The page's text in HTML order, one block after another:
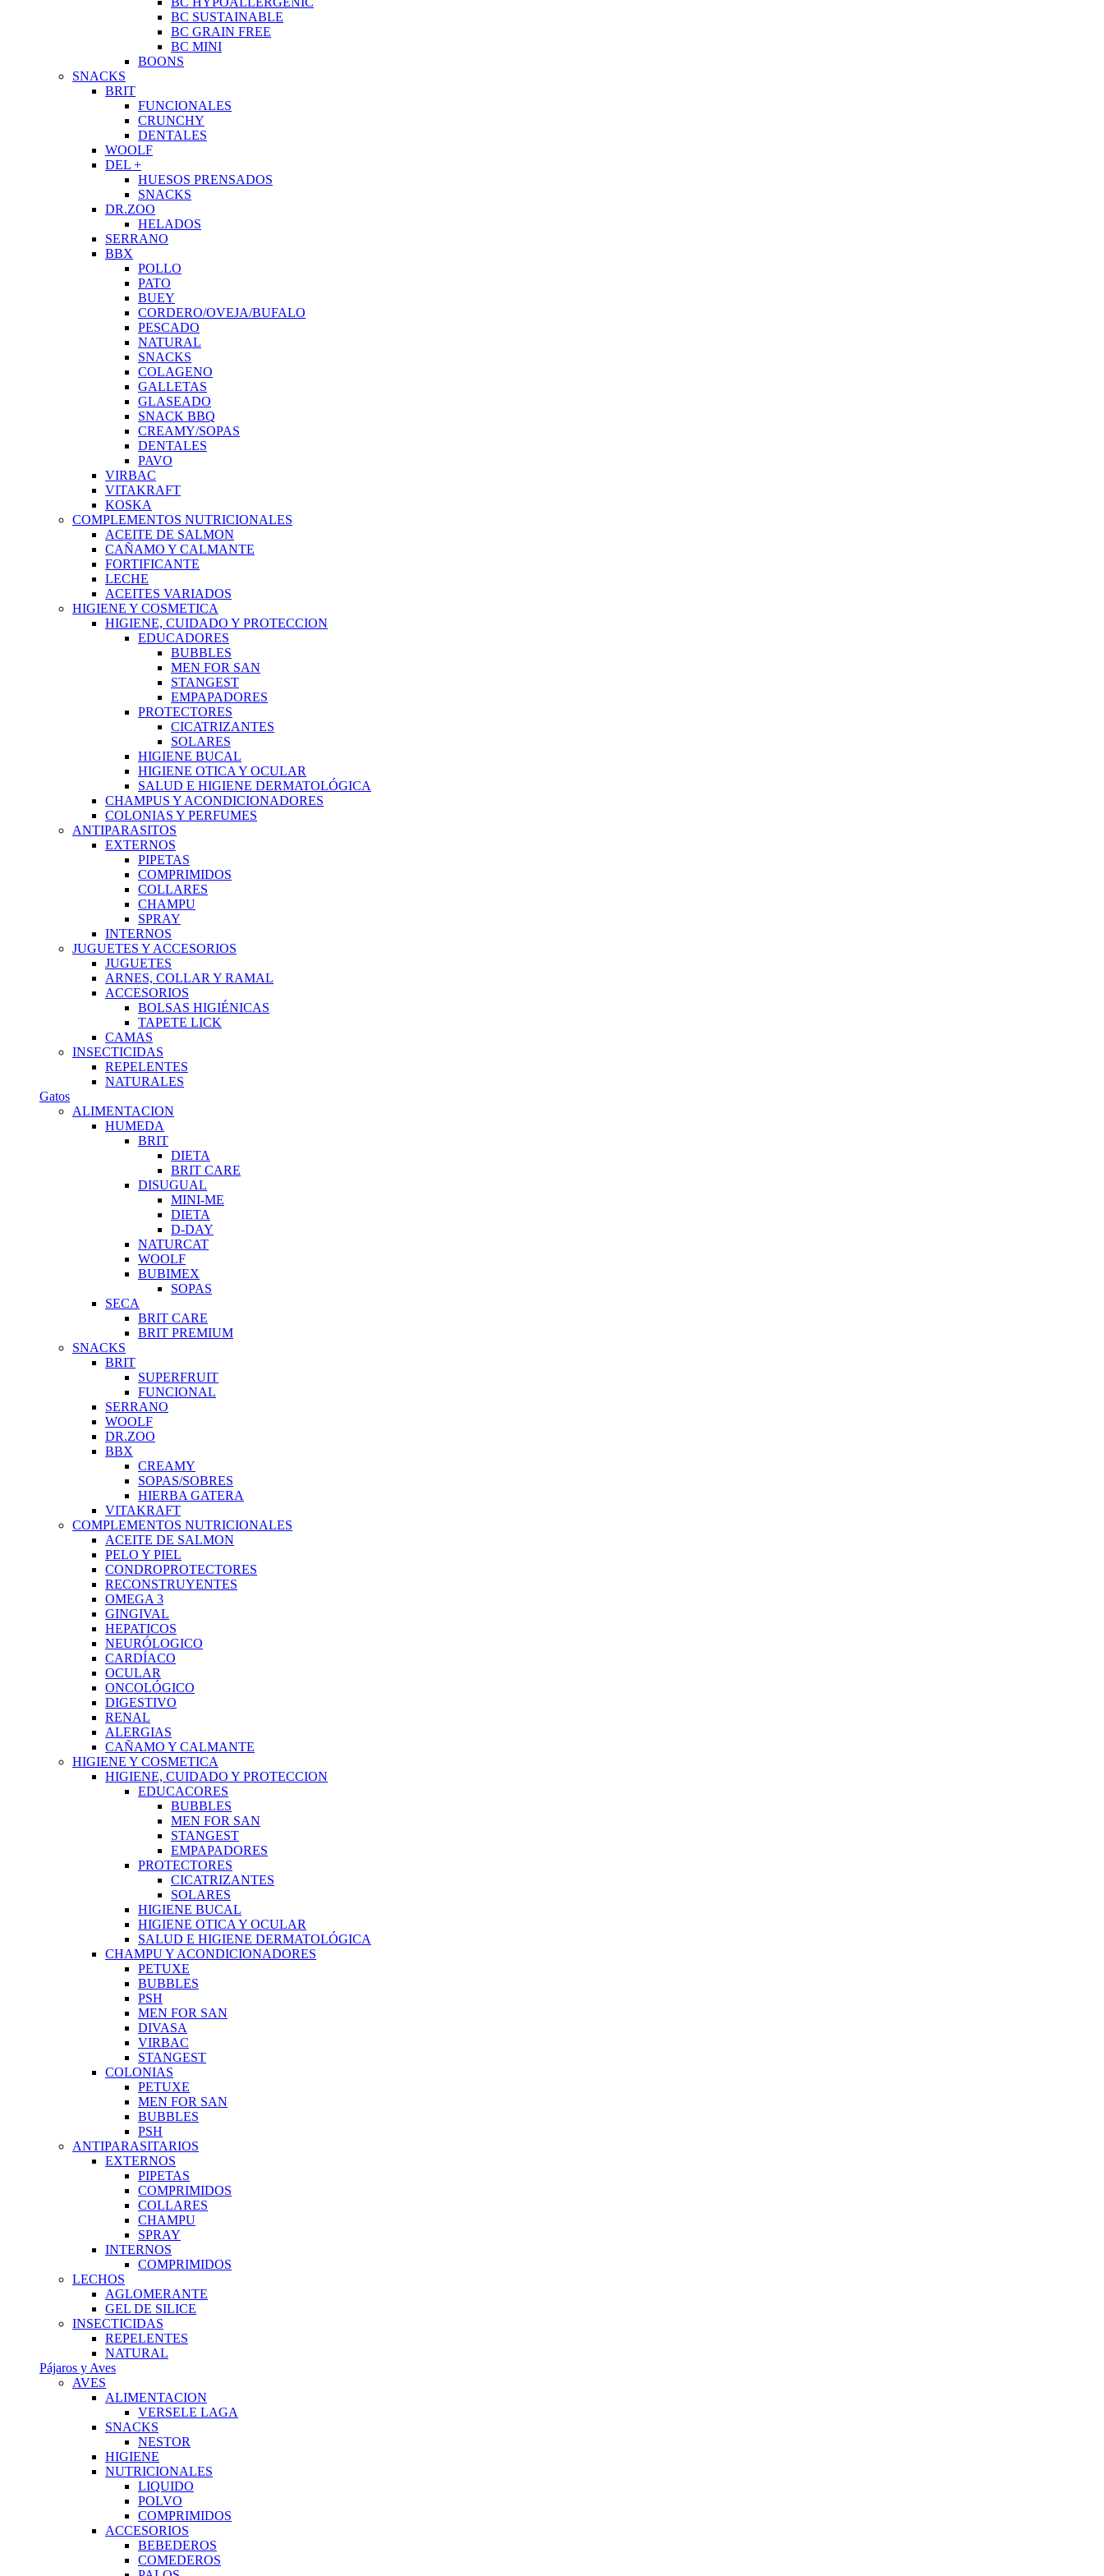
BC SUSTAINABLE
BC GRAIN FREE
BC MINI
BOONS
SNACKS
BRIT
FUNCIONALES
CRUNCHY
DENTALES
WOOLF
DEL +
HUESOS PRENSADOS
SNACKS
DR.ZOO
HELADOS
SERRANO
BBX
POLLO
PATO
BUEY
CORDERO/OVEJA/BUFALO
PESCADO
NATURAL
SNACKS
COLAGENO
GALLETAS
GLASEADO
SNACK BBQ
CREAMY/SOPAS
DENTALES
PAVO
VIRBAC
VITAKRAFT
KOSKA
COMPLEMENTOS NUTRICIONALES
ACEITE DE SALMON
CAÑAMO Y CALMANTE
FORTIFICANTE
LECHE
ACEITES VARIADOS
HIGIENE Y COSMETICA
HIGIENE, CUIDADO Y PROTECCION
EDUCADORES
BUBBLES
MEN FOR SAN
STANGEST
EMPAPADORES
PROTECTORES
CICATRIZANTES
SOLARES
HIGIENE BUCAL
HIGIENE OTICA Y OCULAR
SALUD E HIGIENE DERMATOLÓGICA
CHAMPUS Y ACONDICIONADORES
COLONIAS Y PERFUMES
ANTIPARASITOS
EXTERNOS
PIPETAS
COMPRIMIDOS
COLLARES
CHAMPU
SPRAY
INTERNOS
JUGUETES Y ACCESORIOS
JUGUETES
ARNES, COLLAR Y RAMAL
ACCESORIOS
BOLSAS HIGIÉNICAS
TAPETE LICK
CAMAS
INSECTICIDAS
REPELENTES
NATURALES
Gatos
ALIMENTACION
HUMEDA
BRIT
DIETA
BRIT CARE
DISUGUAL
MINI-ME
DIETA
D-DAY
NATURCAT
WOOLF
BUBIMEX
SOPAS
SECA
BRIT CARE
BRIT PREMIUM
SNACKS
BRIT
SUPERFRUIT
FUNCIONAL
SERRANO
WOOLF
DR.ZOO
BBX
CREAMY
SOPAS/SOBRES
HIERBA GATERA
VITAKRAFT
COMPLEMENTOS NUTRICIONALES
ACEITE DE SALMON
PELO Y PIEL
CONDROPROTECTORES
RECONSTRUYENTES
OMEGA 3
GINGIVAL
HEPATICOS
NEURÓLOGICO
CARDÍACO
OCULAR
ONCOLÓGICO
DIGESTIVO
RENAL
ALERGIAS
CAÑAMO Y CALMANTE
HIGIENE Y COSMETICA
HIGIENE, CUIDADO Y PROTECCION
EDUCACORES
BUBBLES
MEN FOR SAN
STANGEST
EMPAPADORES
PROTECTORES
CICATRIZANTES
SOLARES
HIGIENE BUCAL
HIGIENE OTICA Y OCULAR
SALUD E HIGIENE DERMATOLÓGICA
CHAMPU Y ACONDICIONADORES
PETUXE
BUBBLES
PSH
MEN FOR SAN
DIVASA
VIRBAC
STANGEST
COLONIAS
PETUXE
MEN FOR SAN
BUBBLES
PSH
ANTIPARASITARIOS
EXTERNOS
PIPETAS
COMPRIMIDOS
COLLARES
CHAMPU
SPRAY
INTERNOS
COMPRIMIDOS
LECHOS
AGLOMERANTE
GEL DE SILICE
INSECTICIDAS
REPELENTES
NATURAL
Pájaros y Aves
AVES
ALIMENTACION
VERSELE LAGA
SNACKS
NESTOR
HIGIENE
NUTRICIONALES
LIQUIDO
POLVO
COMPRIMIDOS
ACCESORIOS
BEBEDEROS
COMEDEROS